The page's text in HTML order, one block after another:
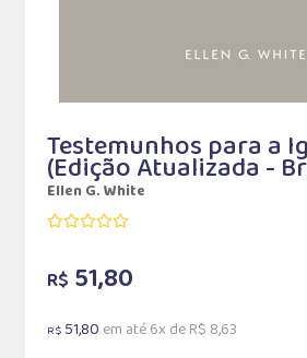
Testemunhos para a
(Edição Atualizada -
Ellen G. White
R$ 51,80
R$ 51,80 em até 6x de R$ 8,63